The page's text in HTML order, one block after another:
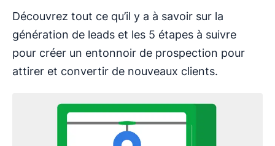
Découvrez tout ce qu’il y a à savoir sur la
génération de leads et les 5 étapes à suivre
pour créer un entonnoir de prospection pour
attirer et convertir de nouveaux clients.